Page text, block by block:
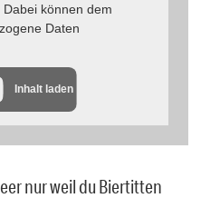
können dem
Daten
Inhalt laden
nur weil du Biertitten